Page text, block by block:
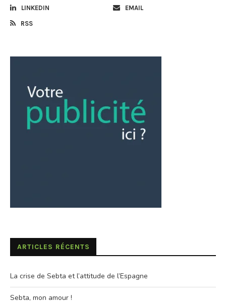
LINKEDIN EMAIL
RSS
ARTICLES RÉCENTS
La crise de Sebta et l’attitude de l’Espagne
Sebta, mon amour !